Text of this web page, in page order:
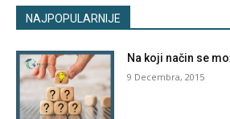
NAJPOPULARNIJE
Na koji način se
9 Decembra, 2015